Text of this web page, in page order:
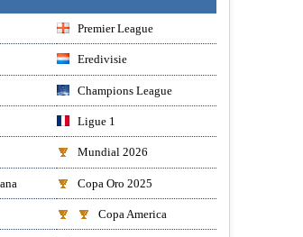
Premier League
Eredivisie
Champions League
Ligue 1
Mundial 2026
Copa Oro 2025
Copa America